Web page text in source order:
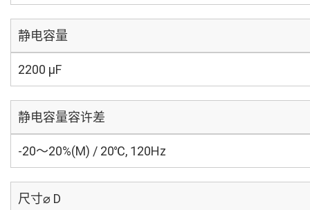
静电容量
2200 µF
静电容量容许差
-20～20%(M) / 20℃, 120Hz
尺寸⌀ D